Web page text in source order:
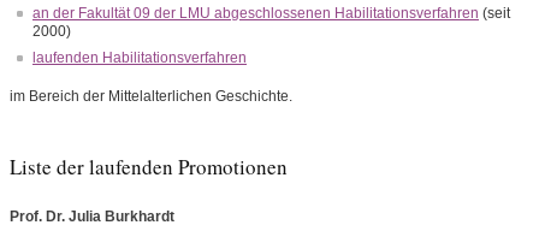
an der Fakultät 09 der LMU abgeschlossenen Habilitationsverfahren (seit
2000)
laufenden Habilitationsverfahren
im Bereich der Mittelalterlichen Geschichte.
Liste der laufenden Promotionen
Prof. Dr. Julia Burkhardt